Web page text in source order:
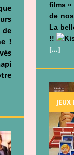
de
!
films «
de
La
!!
[…]
JEUX